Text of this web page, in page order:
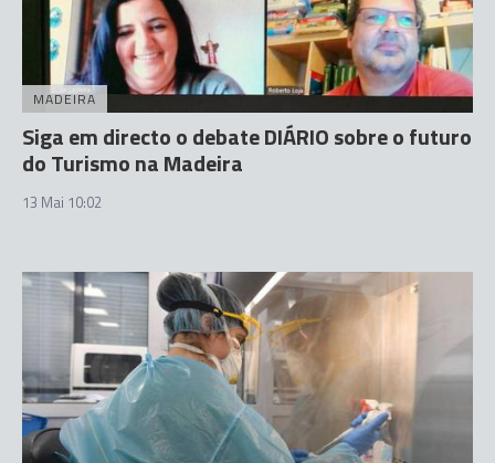
MADEIRA
Siga em directo o debate DIÁRIO sobre o futuro
do Turismo na Madeira
13 Mai 10:02